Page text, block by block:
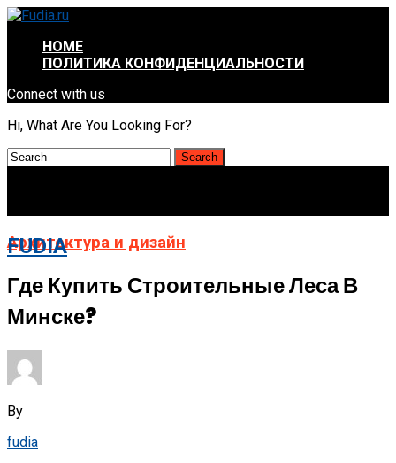
HOME
ПОЛИТИКА КОНФИДЕНЦИАЛЬНОСТИ
Connect with us
Hi, What Are You Looking For?
FUDIA
Архитектура и дизайн
Где Купить Строительные Леса В
Минске?
By
fudia